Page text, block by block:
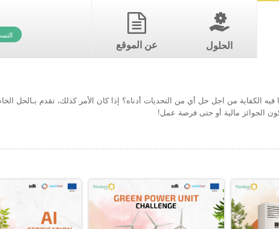
الحلول عن الموقع
الكفاية من اجل حل أي من التحديات أدناه؟ إذا كان الأمر كذلك، تقدم بـالحل
الجوائز مالية أو حتى فرصة عمل!